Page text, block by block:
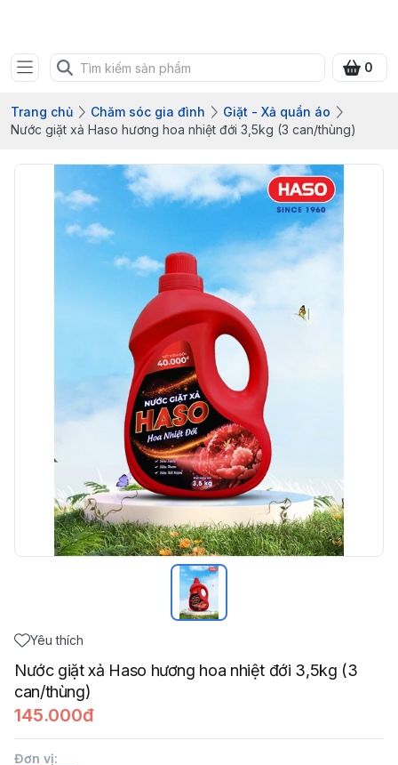
0
Trang chủ Chăm sóc gia đình
Giặt - Xả quần áo
Nước giặt xả Haso hương hoa nhiệt đới 3,5kg (3 can/thùng)
Yêu thích
Nước giặt xả Haso hương hoa nhiệt đới 3,5kg (3
can/thùng)
145.000đ
Đơn vị: